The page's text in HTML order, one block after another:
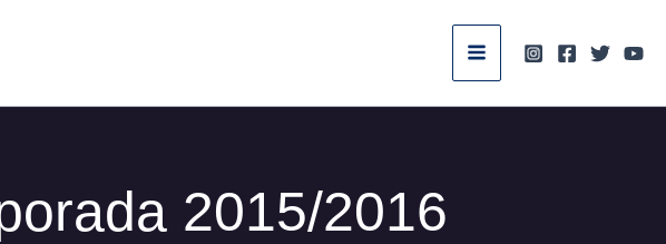
2015/2016